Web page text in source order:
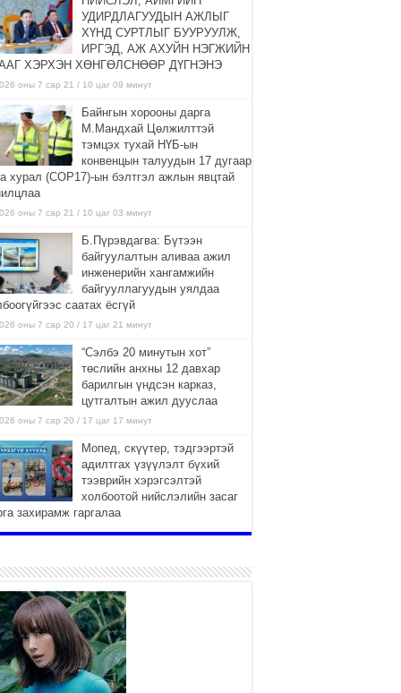
УДИРДЛАГУУДЫН АЖЛЫГ
ХҮНД СУРТЛЫГ БУУРУУЛЖ,
ИРГЭД, АЖ АХУЙН НЭГЖИЙН
ХЭРХЭН ХӨНГӨЛСНӨӨР ДҮГНЭНЭ
оны 7 сар 21 / 10 цаг 09 минут
Байнгын хорооны дарга
М.Мандхай Цөлжилттэй
тэмцэх тухай НҮБ-ын
конвенцын талуудын 17 дугаар
хурал (СОР17)-ын бэлтгэл ажлын явцтай
оны 7 сар 21 / 10 цаг 03 минут
Б.Пүрэвдагва: Бүтээн
байгуулалтын аливаа ажил
инженерийн хангамжийн
байгууллагуудын уялдаа
саатах ёсгүй
оны 7 сар 20 / 17 цаг 21 минут
“Сэлбэ 20 минутын хот”
төслийн анхны 12 давхар
барилгын үндсэн карказ,
цутгалтын ажил дууслаа
оны 7 сар 20 / 17 цаг 17 минут
Мопед, скүүтер, тэдгээртэй
адилтгах үзүүлэлт бүхий
тээврийн хэрэгсэлтэй
холбоотой нийслэлийн засаг
захирамж гаргалаа
оны 7 сар 20 / 17 цаг 11 минут
хоногт дунджаар 3 тонн хатуу
хог хаягдал ирж байна
2026 оны 7 сар 20 / 12 цаг 06 минут
“Эхийн алдар” одонгийн
шаардлагыг хөнгөрүүллээ
2026 оны 7 сар 20 / 11 цаг 51 минут